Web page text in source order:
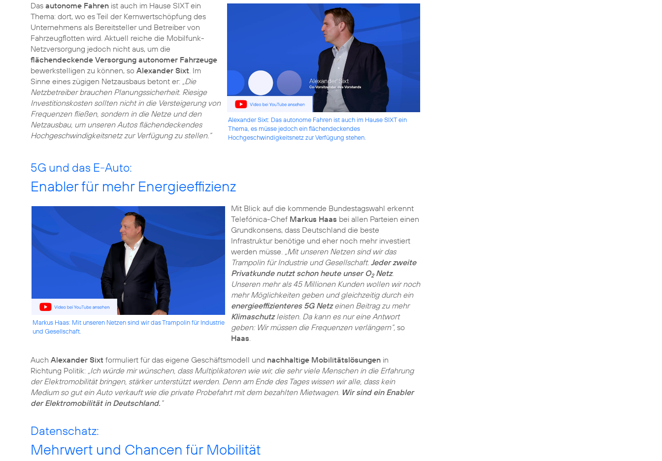
Alexander Sixt: Das autonome Fahren ist auch im Hause SIXT ein
Thema, es müsse jedoch ein flächendeckendes
Hochgeschwindigkeitsnetz zur Verfügung stehen.
Das autonome Fahren ist auch im Hause SIXT ein
Thema: dort, wo es Teil der Kernwertschöpfung des
Unternehmens als Bereitsteller und Betreiber von
Fahrzeugflotten wird. Aktuell reiche die Mobilfunk-
Netzversorgung jedoch nicht aus, um die
flächendeckende Versorgung autonomer Fahrzeuge
bewerkstelligen zu können, so Alexander Sixt. Im
Sinne eines zügigen Netzausbaus betont er: „Die
Netzbetreiber brauchen Planungssicherheit. Riesige
Investitionskosten sollten nicht in die Versteigerung von
Frequenzen fließen, sondern in die Netze und den
Netzausbau, um unseren Autos flächendeckendes
Hochgeschwindigkeitsnetz zur Verfügung zu stellen.“
5G und das E-Auto:
Enabler für mehr Energieeffizienz
Markus Haas: Mit unseren Netzen sind wir das Trampolin für Industrie
und Gesellschaft.
Mit Blick auf die kommende Bundestagswahl erkennt
Telefónica-Chef Markus Haas bei allen Parteien einen
Grundkonsens, dass Deutschland die beste
Infrastruktur benötige und eher noch mehr investiert
werden müsse. „Mit unseren Netzen sind wir das
Trampolin für Industrie und Gesellschaft. Jeder zweite
Privatkunde nutzt schon heute unser O2Netz.
Unseren mehr als 45 Millionen Kunden wollen wir noch
mehr Möglichkeiten geben und gleichzeitig durch ein
energieeffizienteres 5G Netzeinen Beitrag zu mehr
Klimaschutzleisten. Da kann es nur eine Antwort
geben: Wir müssen die Frequenzen verlängern“,so
Haas.
Auch Alexander Sixt formuliert für das eigene Geschäftsmodell und nachhaltige Mobilitätslösungen in
Richtung Politik: „Ich würde mir wünschen, dass Multiplikatoren wie wir, die sehr viele Menschen in die Erfahrung
der Elektromobilität bringen, stärker unterstützt werden. Denn am Ende des Tages wissen wir alle, dass kein
Medium so gut ein Auto verkauft wie die private Probefahrt mit dem bezahlten Mietwagen. Wir sind ein Enabler
der Elektromobilität in Deutschland. “
Datenschatz:
Mehrwert und Chancen für Mobilität